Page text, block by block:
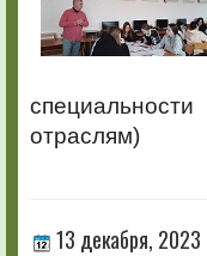
отраслям)
13 декабря, 2023